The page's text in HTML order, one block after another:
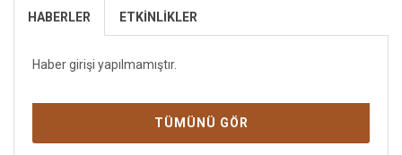
HABERLER ETKINLIKLER
Haber girişi yapılmamıştır.
TÜMÜNÜ GÖR